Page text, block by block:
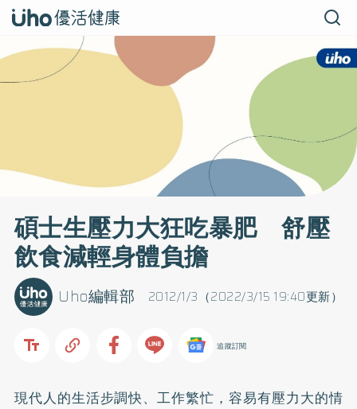
碩士生壓力大狂吃暴肥 舒壓
飲食減輕身體負擔
2012/1/3（2022/3/15 19:40更新）
Uho編輯部
追蹤訂閱
現代人的生活步調快、工作繁忙，容易有壓力大的情